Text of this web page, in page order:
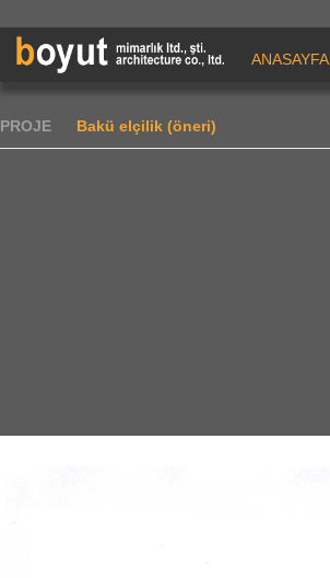
ANASAYFA
PROJE Bakü elçilik (öneri)